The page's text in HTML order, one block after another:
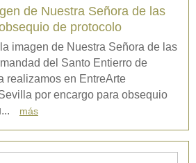
de Nuestra Señora de las
de protocolo
imagen de Nuestra Señora de las
del Santo Entierro de
realizamos en EntreArte
por encargo para obsequio
más